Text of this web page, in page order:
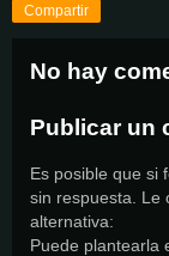
Compartir
No hay
Publicar un
Es posible que si
sin respuesta. Le
alternativa:
Puede plantearla